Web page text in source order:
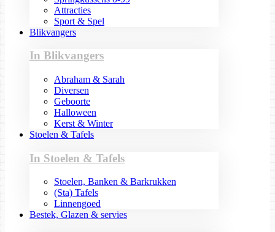
Attracties
Sport & Spel
Blikvangers
In Blikvangers
Abraham & Sarah
Diversen
Geboorte
Halloween
Kerst & Winter
Stoelen & Tafels
In Stoelen & Tafels
Stoelen, Banken & Barkrukken
(Sta) Tafels
Linnengoed
Bestek, Glazen & servies